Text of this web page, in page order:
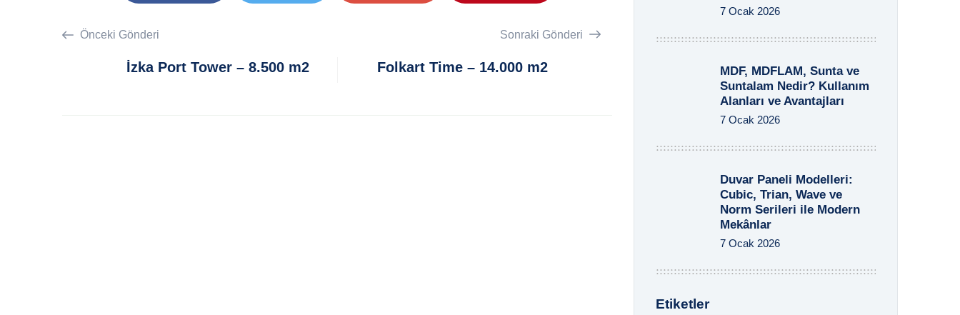
Önceki Gönderi
İzka Port Tower – 8.500 m2
Sonraki Gönderi
Folkart Time – 14.000 m2
7 Ocak 2026
MDF, MDFLAM, Sunta ve
Suntalam Nedir? Kullanım
Alanları ve Avantajları
7 Ocak 2026
Duvar Paneli Modelleri:
Cubic, Trian, Wave ve
Norm Serileri ile Modern
Mekânlar
7 Ocak 2026
Etiketler